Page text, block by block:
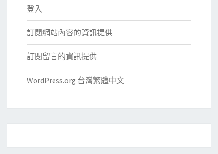
登入
訂閱網站內容的資訊提供
訂閱留言的資訊提供
WordPress.org 台灣繁體中文